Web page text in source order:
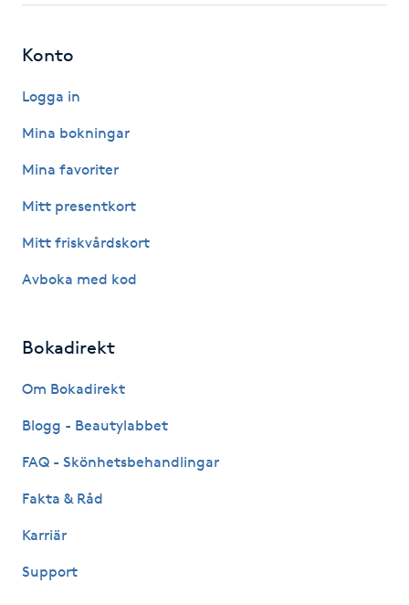
Hälsprickor
Idrottsmassage
IPL
IR-massage
Japansk massage
K
K18
Kemisk peeling
Keratinbehandling
Konto
Logga in
Mina bokningar
Mina favoriter
Mitt presentkort
Mitt friskvårdskort
Avboka med kod
Bokadirekt
Om Bokadirekt
Blogg - Beautylabbet
FAQ - Skönhetsbehandlingar
Fakta & Råd
Karriär
Support